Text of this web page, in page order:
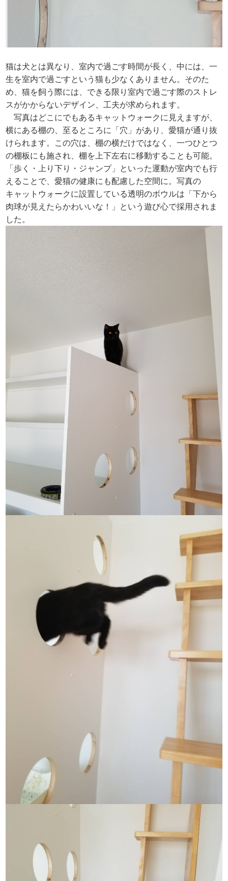
猫は犬とは異なり、室内で過ごす時間が長く、中には、一
生を室内で過ごすという猫も少なくありません。そのた
め、猫を飼う際には、できる限り室内で過ごす際のストレ
スがかからないデザイン、工夫が求められます。
写真はどこにでもあるキャットウォークに見えますが、
横にある棚の、至るところに「穴」があり、愛猫が通り抜
けられます。この穴は、棚の横だけではなく、一つひとつ
の棚板にも施され、棚を上下左右に移動することも可能。
「歩く・上り下り・ジャンプ」といった運動が室内でも行
えることで、愛猫の健康にも配慮した空間に。写真の
キャットウォークに設置している透明のボウルは「下から
肉球が見えたらかわいいな！」という遊び心で採用されま
した。